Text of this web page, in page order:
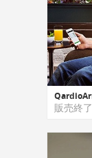
販売終了